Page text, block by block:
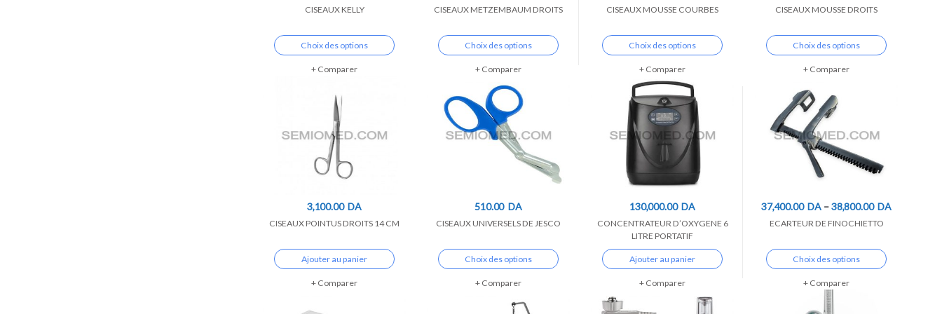
CISEAUX KELLY
Choix des options
Comparer
CISEAUX METZEMBAUM DROITS
Choix des options
Comparer
CISEAUX MOUSSE COURBES
Choix des options
Comparer
CISEAUX MOUSSE DROITS
Choix des options
Comparer
3,100.00 DA
CISEAUX POINTUS DROITS 14 CM
Ajouter au panier
Comparer
510.00 DA
CISEAUX UNIVERSELS DE JESCO
Choix des options
Comparer
130,000.00 DA
CONCENTRATEUR D’OXYGENE 6
LITRE PORTATIF
Ajouter au panier
Comparer
37,400.00 DA –38,800.00 DA
ECARTEUR DE FINOCHIETTO
Choix des options
Comparer